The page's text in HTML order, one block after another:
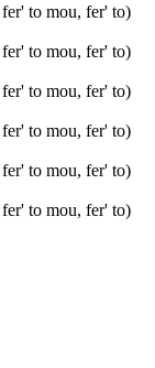
to mou, fer' to)
to mou, fer' to)
to mou, fer' to)
to mou, fer' to)
to mou, fer' to)
to mou, fer' to)